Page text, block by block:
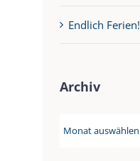
Endlich Ferien!
Archiv
Archiv